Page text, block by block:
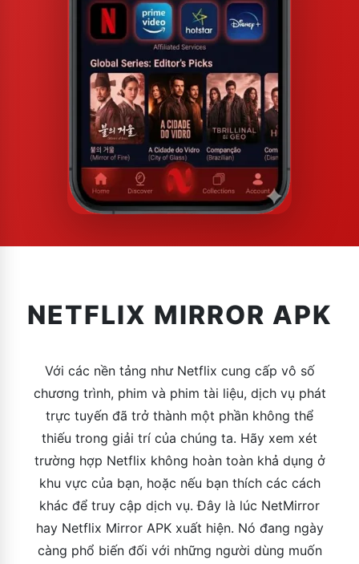
NETFLIX MIRROR APK
Với các nền tảng như Netflix cung cấp vô số
chương trình, phim và phim tài liệu, dịch vụ phát
trực tuyến đã trở thành một phần không thể
thiếu trong giải trí của chúng ta. Hãy xem xét
trường hợp Netflix không hoàn toàn khả dụng ở
khu vực của bạn, hoặc nếu bạn thích các cách
khác để truy cập dịch vụ. Đây là lúc NetMirror
hay Netflix Mirror APK xuất hiện. Nó đang ngày
càng phổ biến đối với những người dùng muốn